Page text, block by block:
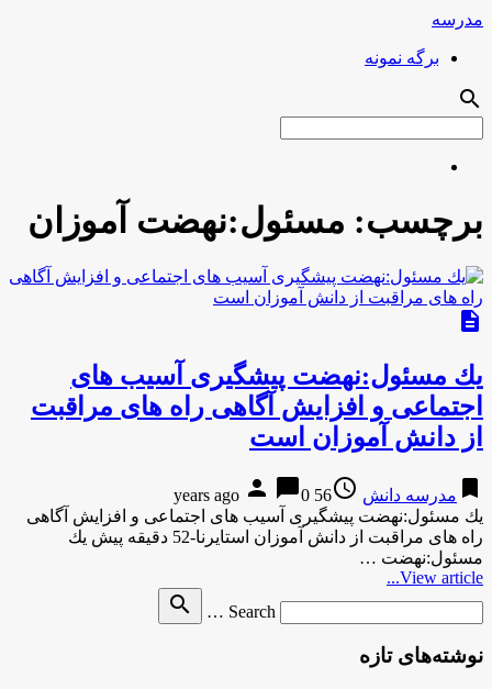
مدرسه
برگه نمونه
search
برچسب: مسئول:نهضت آموزان
description
یك مسئول:نهضت پیشگیری آسیب های
اجتماعی و افزایش آگاهی راه های مراقبت
از دانش آموزان است
bookmark مدرسه دانش access_time
56 years ago
person chat_bubble0
یك مسئول:نهضت پیشگیری آسیب های اجتماعی و افزایش آگاهی
راه های مراقبت از دانش آموزان استایرنا-52 دقیقه پیش یك
مسئول:نهضت …
View article...
Search …
search
نوشته‌های تازه